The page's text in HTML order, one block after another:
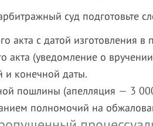
суд подготовьте
акта с датой изготовления
акта (уведомление о
и конечной даты.
пошлины (апелляция — 3
полномочий на